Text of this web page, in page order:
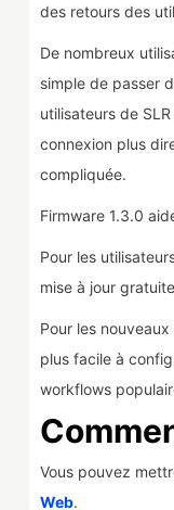
des retours des
De nombreux
simple de passer
utilisateurs de
connexion plus
compliquée.
Firmware 1.3.0
Pour les
mise à jour
Pour les
plus facile à
workflows
Vous pouvez
Web.